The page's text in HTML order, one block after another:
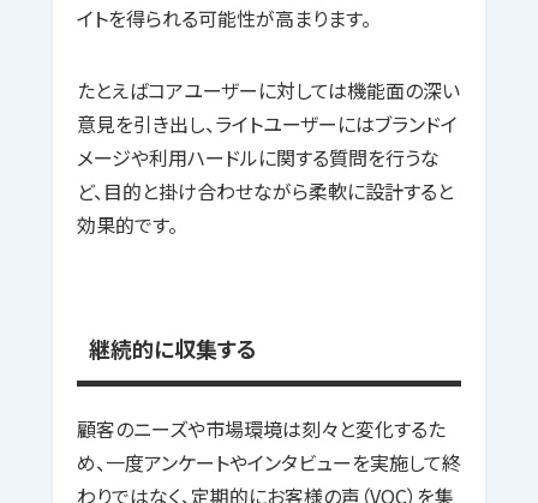
イトを得られる可能性が高まります。
たとえばコアユーザーに対しては機能面の深い
意見を引き出し、ライトユーザーにはブランドイ
メージや利用ハードルに関する質問を行うな
ど、目的と掛け合わせながら柔軟に設計すると
効果的です。
継続的に収集する
顧客のニーズや市場環境は刻々と変化するた
め、一度アンケートやインタビューを実施して終
わりではなく、定期的にお客様の声（VOC）を集